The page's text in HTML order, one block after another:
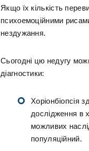
Якщо їх кількість
психоемоційними
нездужання.
Сьогодні цю недугу
діагностики:
Хоріонбіопсія
дослідження в
можливих
популяційний.